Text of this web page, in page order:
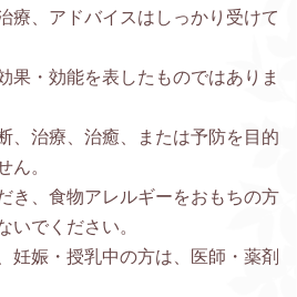
療、アドバイスはしっかり受けて
果・効能を表したものではありま
、治療、治癒、または予防を目的
ん。
き、食物アレルギーをおもちの方
いでください。
妊娠・授乳中の方は、医師・薬剤